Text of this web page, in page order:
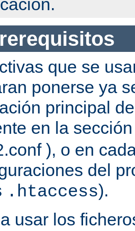
que se
ponerse ya
principal
en la
), o en
del
.htaccess).
usar los